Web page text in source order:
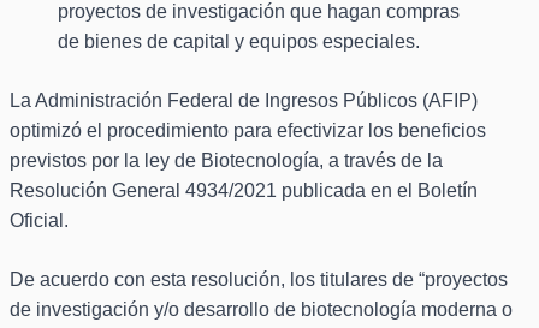
proyectos de investigación que hagan compras
de bienes de capital y equipos especiales.
La Administración Federal de Ingresos Públicos (AFIP)
optimizó el procedimiento para efectivizar los beneficios
previstos por la ley de Biotecnología, a través de la
Resolución General 4934/2021 publicada en el Boletín
Oficial.
De acuerdo con esta resolución, los titulares de “proyectos
de investigación y/o desarrollo de biotecnología moderna o